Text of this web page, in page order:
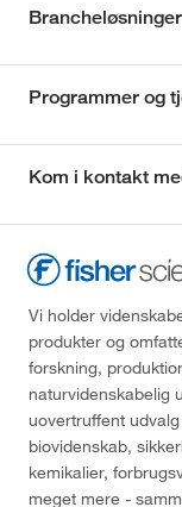
Brancheløsninger
Programmer og
Kom i kontakt
Vi holder
produkter og
forskning,
naturvidenskabelig
uovertruffent
biovidenskab,
kemikalier,
meget mere -